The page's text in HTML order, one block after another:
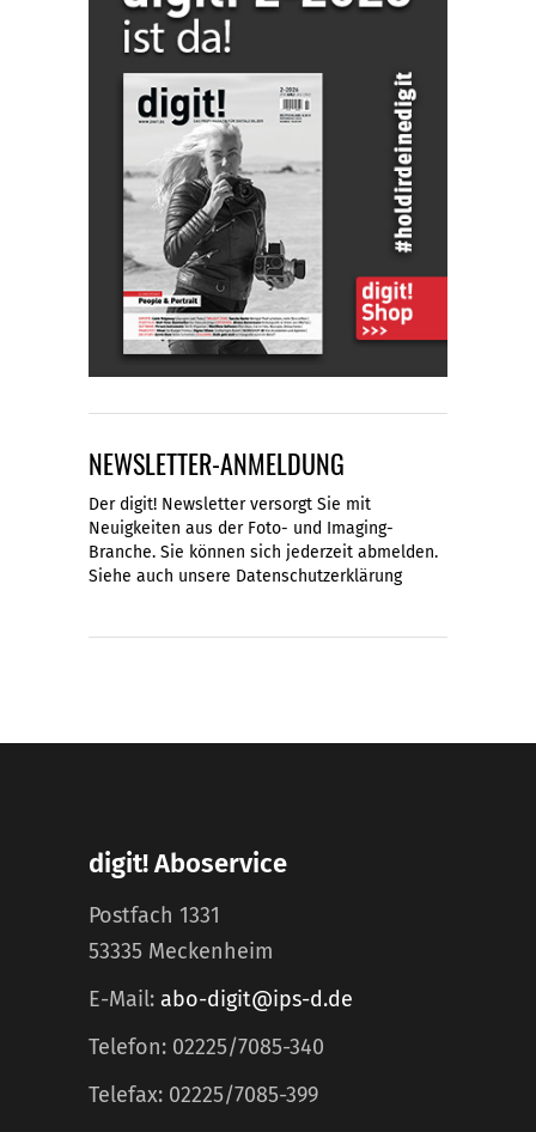
NEWSLETTER-ANMELDUNG
Der digit! Newsletter versorgt Sie mit
Neuigkeiten aus der Foto- und Imaging-
Branche. Sie können sich jederzeit abmelden.
Siehe auch unsere Datenschutzerklärung
digit! Aboservice
Postfach 1331
53335 Meckenheim
E-Mail: abo-digit@ips-d.de
Telefon: 02225/7085-340
Telefax: 02225/7085-399